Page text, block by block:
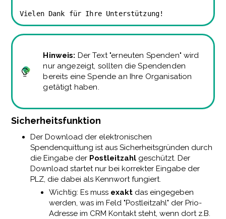
Vielen Dank für Ihre Unterstützung!
Hinweis: Der Text "erneuten Spenden" wird
nur angezeigt, sollten die Spendenden
bereits eine Spende an Ihre Organisation
getätigt haben.
Sicherheitsfunktion
Der Download der elektronischen
Spendenquittung ist aus Sicherheitsgründen durch
die Eingabe der Postleitzahl geschützt. Der
Download startet nur bei korrekter Eingabe der
PLZ, die dabei als Kennwort fungiert.
Wichtig: Es muss exakt das eingegeben
werden, was im Feld "Postleitzahl" der Prio-
Adresse im CRM Kontakt steht, wenn dort z.B.